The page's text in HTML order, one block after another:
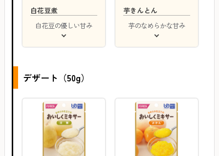
白花豆煮
白花豆の優しい甘み
芋きんとん
芋のなめらかな甘み
デザート（50g）